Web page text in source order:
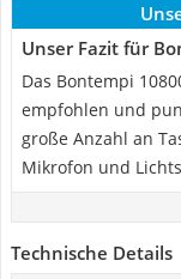
Unser Fazit für
Das Bontempi
empfohlen und
große Anzahl an
Mikrofon und
Technische Details